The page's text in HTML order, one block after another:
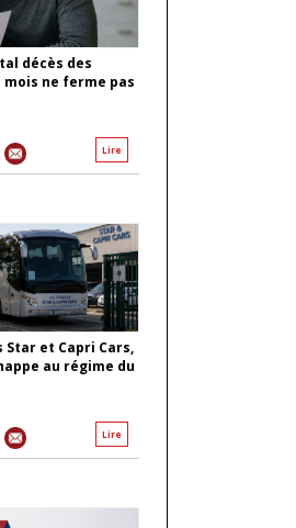
décès des
mois ne ferme pas
Lire
Star et Capri Cars,
au régime du
Lire